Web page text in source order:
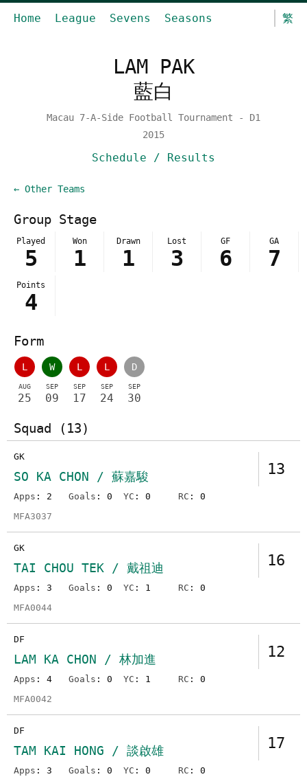
Home League Sevens Seasons 繁
LAM PAK
藍白
Macau 7-A-Side Football Tournament - D1
2015
Schedule / Results
← Other Teams
Group Stage
Played
5
Won
1
Drawn
1
Lost
3
GF
6
GA
7
Points
4
Form
L
AUG
25
W
SEP
09
L
SEP
17
L
SEP
24
D
SEP
30
Squad (13)
13
GK
SO KA CHON / 蘇嘉駿
Apps : 2 Goals : 0 YC : 0 RC : 0
MFA3037
16
GK
TAI CHOU TEK / 戴祖迪
Apps : 3 Goals : 0 YC : 1 RC : 0
MFA0044
12
DF
LAM KA CHON / 林加進
Apps : 4 Goals : 0 YC : 1 RC : 0
MFA0042
17
DF
TAM KAI HONG / 談啟雄
Apps : 3 Goals : 0 YC : 0 RC : 0